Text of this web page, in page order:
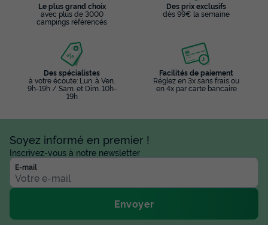
Le plus grand choix
avec plus de 3000
campings référencés
Des prix exclusifs
dès 99€ la semaine
Des spécialistes
à votre écoute: Lun. à Ven.
9h-19h / Sam. et Dim. 10h-
19h
Facilités de paiement
Réglez en 3x sans frais ou
en 4x par carte bancaire
Soyez informé en premier !
Inscrivez-vous à notre newsletter
E-mail
Envoyer